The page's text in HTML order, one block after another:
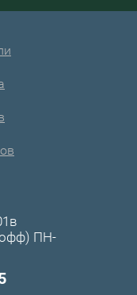
ПН-